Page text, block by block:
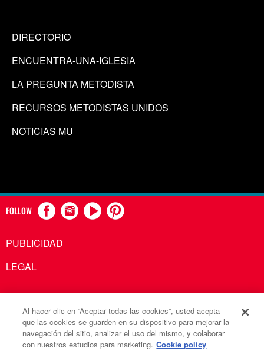
DIRECTORIO
ENCUENTRA-UNA-IGLESIA
LA PREGUNTA METODISTA
RECURSOS METODISTAS UNIDOS
NOTICIAS MU
FOLLOW
PUBLICIDAD
LEGAL
Comunicaciones Metodistas Unidas es una agencia de la
Iglesia Metodista Unida
Al hacer clic en “Aceptar todas las cookies”, usted acepta
que las cookies se guarden en su dispositivo para mejorar la
navegación del sitio, analizar el uso del mismo, y colaborar
con nuestros estudios para marketing. Cookie policy